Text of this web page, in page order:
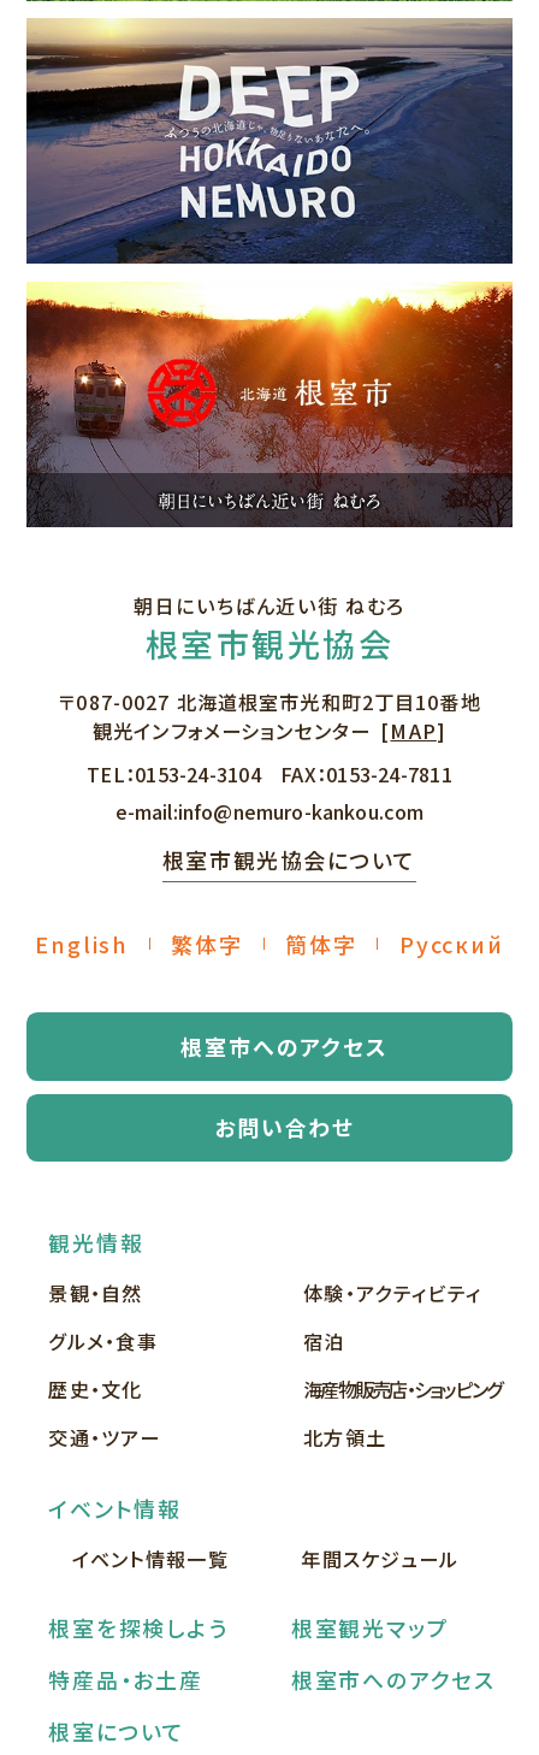
朝日にいちばん近い街 ねむろ
根室市観光協会
〒087-0027 北海道根室市光和町2丁目10番地
観光インフォメーションセンター [MAP]
TEL：0153-24-3104 FAX：0153-24-7811
e-mail:info@nemuro-kankou.com
根室市観光協会について
English 繁体字 簡体字 Русский
根室市へのアクセス
お問い合わせ
観光情報
景観・自然
体験・アクティビティ
グルメ・食事
宿泊
歴史・文化
海産物販売店・ショッピング
交通・ツアー
北方領土
イベント情報
イベント情報一覧 年間スケジュール
根室を探検しよう
根室観光マップ
特産品・お土産
根室市へのアクセス
根室について